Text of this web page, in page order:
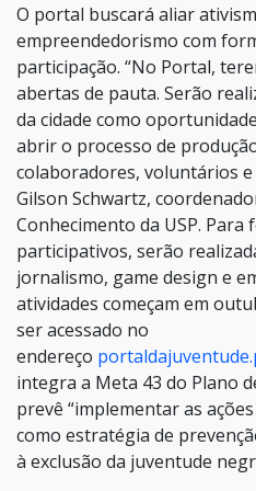
O portal buscará aliar
empreendedorismo com
participação. “No Portal,
abertas de pauta. Serão
da cidade como
abrir o processo de
colaboradores, voluntários e
Gilson Schwartz,
Conhecimento da USP.
participativos, serão
jornalismo, game design e
atividades começam em
ser acessado no
endereço
integra a Meta 43 do Plano
prevê “implementar as
como estratégia de
à exclusão da juventude